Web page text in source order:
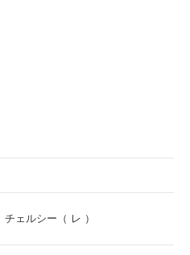
チェルシー（ レ ）